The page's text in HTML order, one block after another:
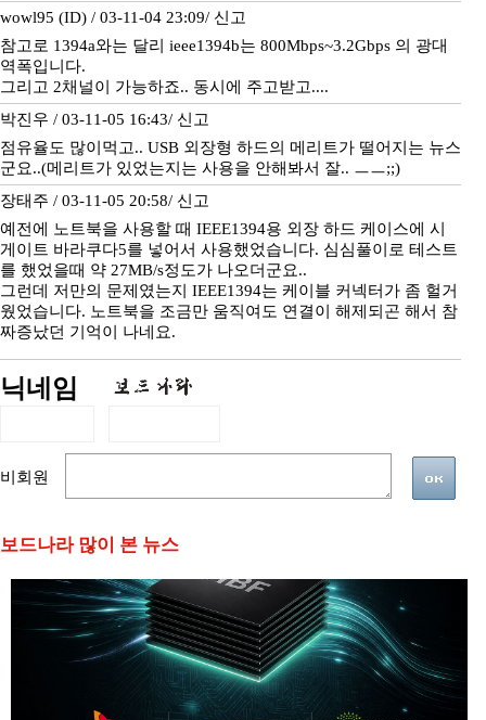
wowl95 (ID) / 03-11-04 23:09/ 신고
참고로 1394a와는 달리 ieee1394b는 800Mbps~3.2Gbps 의 광대
역폭입니다.
그리고 2채널이 가능하죠.. 동시에 주고받고....
박진우 / 03-11-05 16:43/ 신고
점유율도 많이먹고.. USB 외장형 하드의 메리트가 떨어지는 뉴스
군요..(메리트가 있었는지는 사용을 안해봐서 잘.. ㅡㅡ;;)
장태주 / 03-11-05 20:58/ 신고
예전에 노트북을 사용할 때 IEEE1394용 외장 하드 케이스에 시
게이트 바라쿠다5를 넣어서 사용했었습니다. 심심풀이로 테스트
를 했었을때 약 27MB/s정도가 나오더군요..
그런데 저만의 문제였는지 IEEE1394는 케이블 커넥터가 좀 헐거
웠었습니다. 노트북을 조금만 움직여도 연결이 해제되곤 해서 참
짜증났던 기억이 나네요.
닉네임
비회원
보드나라 많이 본 뉴스